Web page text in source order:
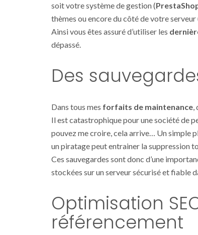
soit votre système de gestion (
thèmes ou encore du côté de votre
Ainsi vous êtes assuré d’utiliser les
dépassé.
Des
Dans tous mes forfaits de maintenance,
Il est catastrophique pour une société de
pouvez me croire, cela arrive… Un simple
un piratage peut entrainer la suppression
Ces sauvegardes sont donc d’une
stockées sur un serveur sécurisé et fiable
Optimisation
référencement